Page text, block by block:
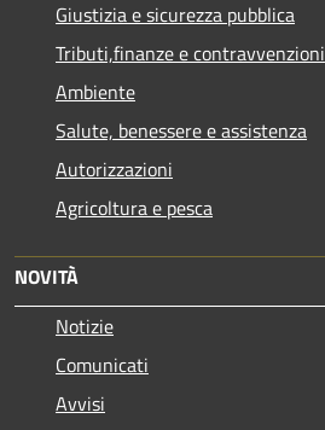
Giustizia e sicurezza pubblica
Tributi,finanze e contravvenzioni
Ambiente
Salute, benessere e assistenza
Autorizzazioni
Agricoltura e pesca
NOVITÀ
Notizie
Comunicati
Avvisi